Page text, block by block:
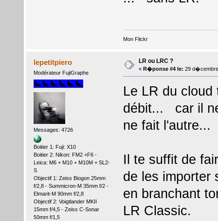
Mon Flickr
lepetitpiero
Modérateur FujiGraphe
Messages: 4726
Boitier 1: Fuji: X10
Boitier 2: Nikon: FM2 +F6 -
Leica: M6 + M10 + M10M + SL2-
S
Objectif 1: Zeiss Biogon 25mm
f/2,8 - Summicron-M 35mm f/2 -
Elmarit-M 90mm f/2,8
Objectif 2: Voigtlander MKII
15mm f/4,5 - Zeiss C-Sonar
50mm f/1,5
LR ou LRC ?
« R�ponse #4 le: 29
Le LR du
débit... car il
ne fait l'autre...
Il te suffit de
de les importer
en branchant
LR Classic.